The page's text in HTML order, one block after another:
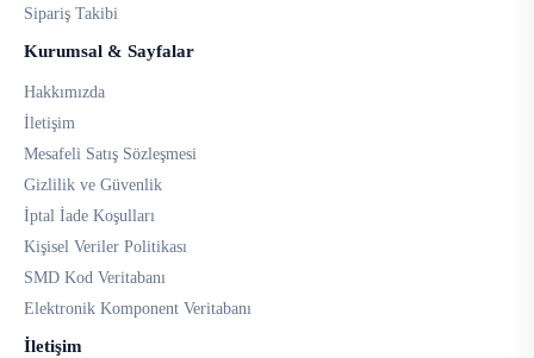
Sipariş Takibi
Kurumsal & Sayfalar
Hakkımızda
İletişim
Mesafeli Satış Sözleşmesi
Gizlilik ve Güvenlik
İptal İade Koşulları
Kişisel Veriler Politikası
SMD Kod Veritabanı
Elektronik Komponent Veritabanı
İletişim